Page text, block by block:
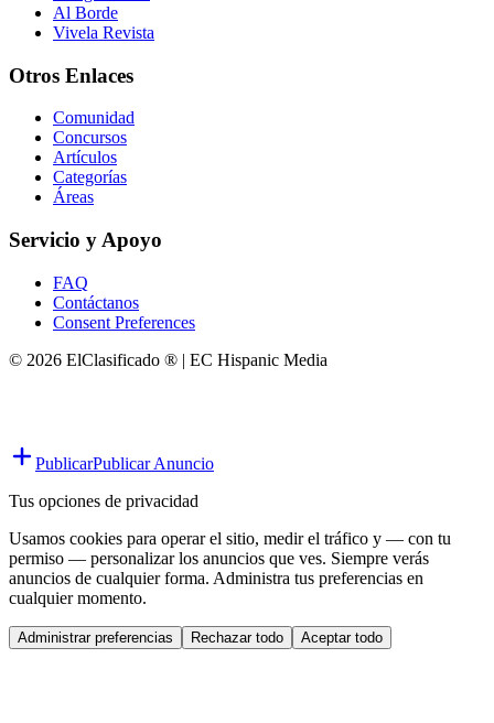
Al Borde
Vivela Revista
Otros Enlaces
Comunidad
Concursos
Artículos
Categorías
Áreas
Servicio y Apoyo
FAQ
Contáctanos
Consent Preferences
© 2026 ElClasificado ® | EC Hispanic Media
PublicarPublicar Anuncio
Tus opciones de privacidad
Usamos cookies para operar el sitio, medir el tráfico y — con tu
permiso — personalizar los anuncios que ves. Siempre verás
anuncios de cualquier forma. Administra tus preferencias en
cualquier momento.
Administrar preferencias Rechazar todo Aceptar todo